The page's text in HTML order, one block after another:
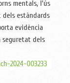
mentals, l’ús
dels estàndards
evidència
dels
2024-003233